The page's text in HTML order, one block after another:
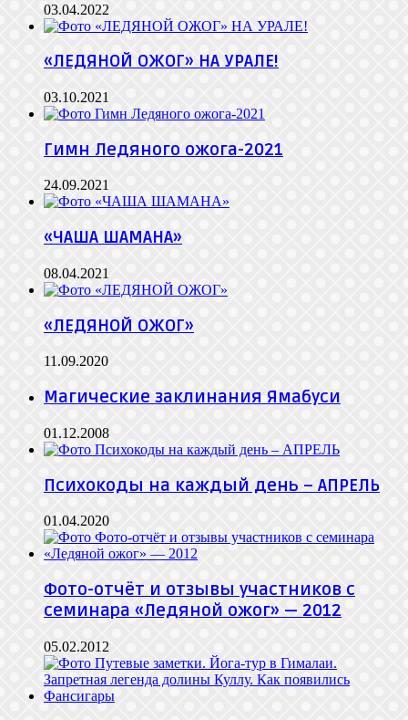
03.04.2022
«ЛЕДЯНОЙ ОЖОГ» НА УРАЛЕ!
03.10.2021
Гимн Ледяного ожога-2021
24.09.2021
«ЧАША ШАМАНА»
08.04.2021
«ЛЕДЯНОЙ ОЖОГ»
11.09.2020
Магические заклинания Ямабуси
01.12.2008
Психокоды на каждый день – АПРЕЛЬ
01.04.2020
Фото-отчёт и отзывы участников с
семинара «Ледяной ожог» — 2012
05.02.2012